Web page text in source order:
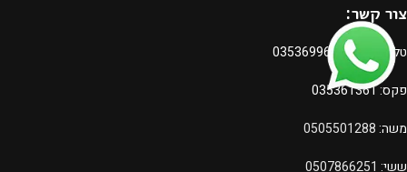
צור קשר:
טלפון משרד: 035369966
פקס: 035361361
משה:0505501288
ששי: 0507866251